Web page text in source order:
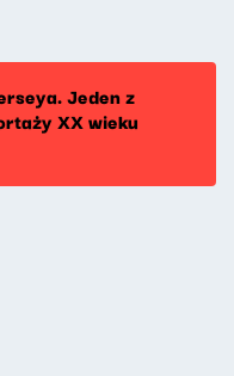
Jeden z
XX wieku